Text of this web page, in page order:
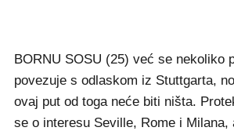
BORNU SOSU (25) već se nekoliko
povezuje s odlaskom iz Stuttgarta,
ovaj put od toga neće biti ništa.
se o interesu Seville, Rome i Milana,